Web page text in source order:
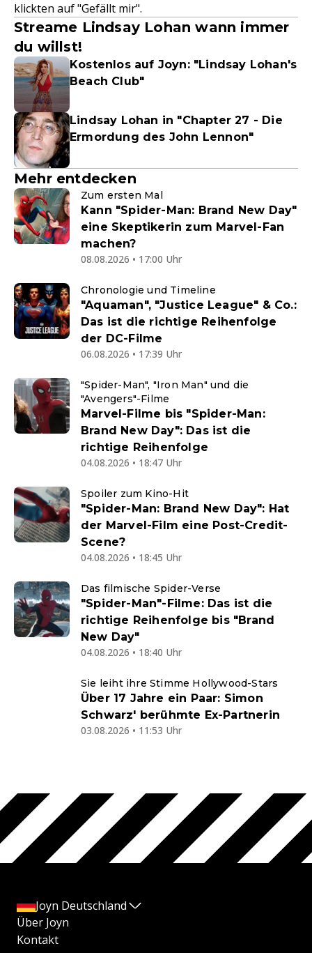
klickten auf "Gefällt mir".
Streame Lindsay Lohan wann immer
du willst!
Kostenlos auf Joyn: "Lindsay Lohan's
Beach Club"
Lindsay Lohan in "Chapter 27 - Die
Ermordung des John Lennon"
Mehr entdecken
Zum ersten Mal
Kann "Spider-Man: Brand New Day"
eine Skeptikerin zum Marvel-Fan
machen?
08.08.2026 • 17:00 Uhr
Chronologie und Timeline
"Aquaman", "Justice League" & Co.:
Das ist die richtige Reihenfolge
der DC-Filme
06.08.2026 • 17:39 Uhr
"Spider-Man", "Iron Man" und die
"Avengers"-Filme
Marvel-Filme bis "Spider-Man:
Brand New Day": Das ist die
richtige Reihenfolge
04.08.2026 • 18:47 Uhr
Spoiler zum Kino-Hit
"Spider-Man: Brand New Day": Hat
der Marvel-Film eine Post-Credit-
Scene?
04.08.2026 • 18:45 Uhr
Das filmische Spider-Verse
"Spider-Man"-Filme: Das ist die
richtige Reihenfolge bis "Brand
New Day"
04.08.2026 • 18:40 Uhr
Sie leiht ihre Stimme Hollywood-Stars
Über 17 Jahre ein Paar: Simon
Schwarz' berühmte Ex-Partnerin
03.08.2026 • 11:53 Uhr
Joyn Deutschland
Über Joyn
Kontakt